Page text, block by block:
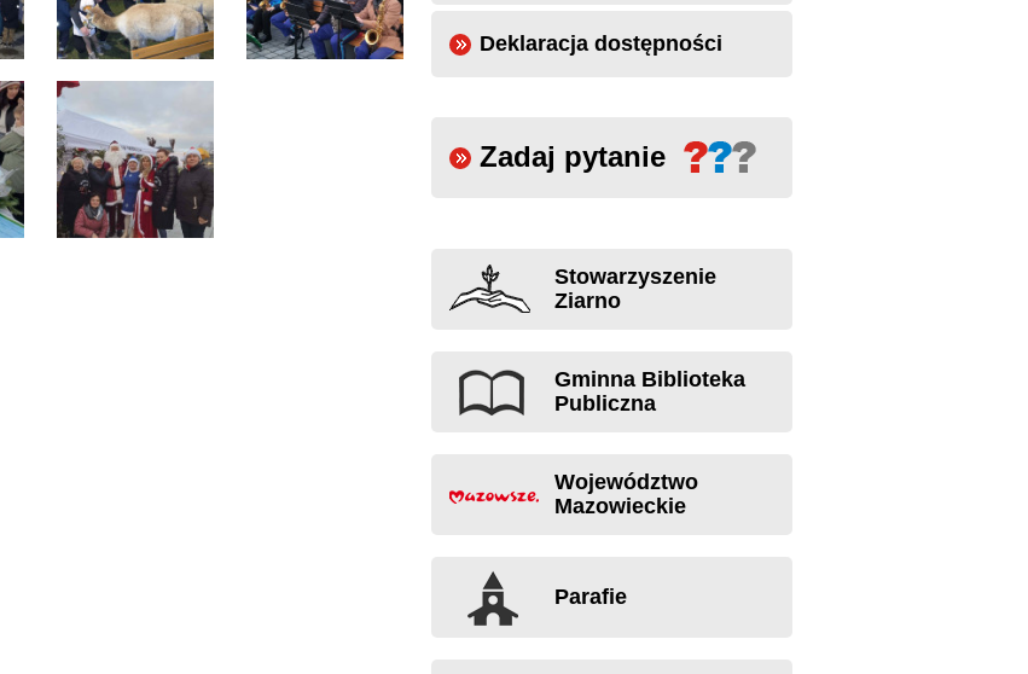
Deklaracja dostępności
Zadaj pytanie
Stowarzyszenie
Ziarno
Gminna Biblioteka
Publiczna
Województwo
Mazowieckie
Parafie